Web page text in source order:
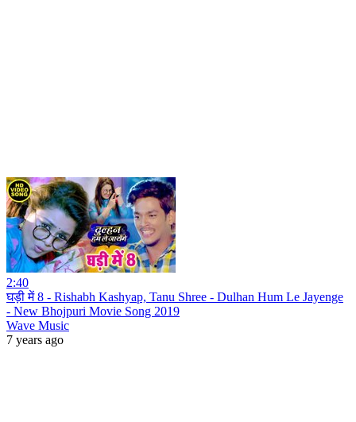
2:40
घड़ी में 8 - Rishabh Kashyap, Tanu Shree - Dulhan Hum Le Jayenge
- New Bhojpuri Movie Song 2019
Wave Music
7 years ago